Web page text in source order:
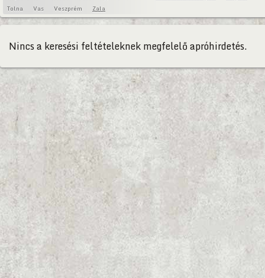
Tolna
Vas Veszprém Zala
Nincs a keresési feltételeknek megfelelő apróhirdetés.